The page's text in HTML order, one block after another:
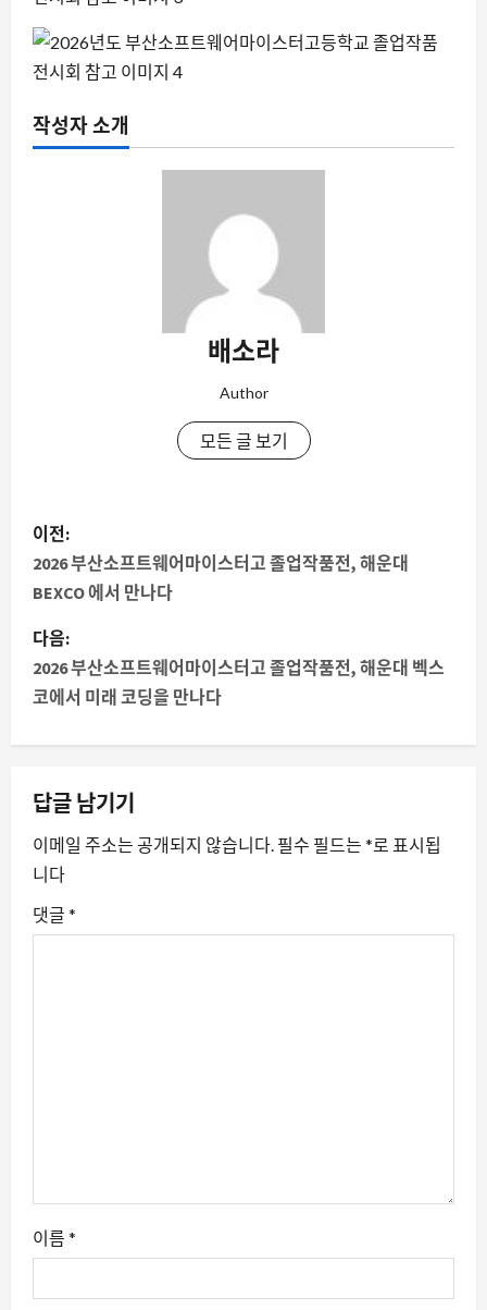
작성자 소개
배소라
Author
모든 글 보기
게
시
내
비
게
이
션
이전:
2026 부산소프트웨어마이스터고 졸업작품전, 해운대
BEXCO 에서 만나다
다음:
2026 부산소프트웨어마이스터고 졸업작품전, 해운대 벡스
코에서 미래 코딩을 만나다
답글 남기기
이메일 주소는 공개되지 않습니다. 필수 필드는 *로 표시됩
니다
댓글 *
이름 *